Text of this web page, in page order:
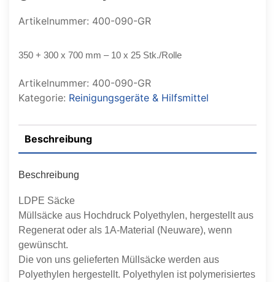
Artikelnummer: 400-090-GR
350 + 300 x 700 mm – 10 x 25 Stk./Rolle
Artikelnummer: 400-090-GR
Kategorie: Reinigungsgeräte & Hilfsmittel
Beschreibung
Beschreibung
LDPE Säcke
Müllsäcke aus Hochdruck Polyethylen, hergestellt aus
Regenerat oder als 1A-Material (Neuware), wenn
gewünscht.
Die von uns gelieferten Müllsäcke werden aus
Polyethylen hergestellt. Polyethylen ist polymerisiertes